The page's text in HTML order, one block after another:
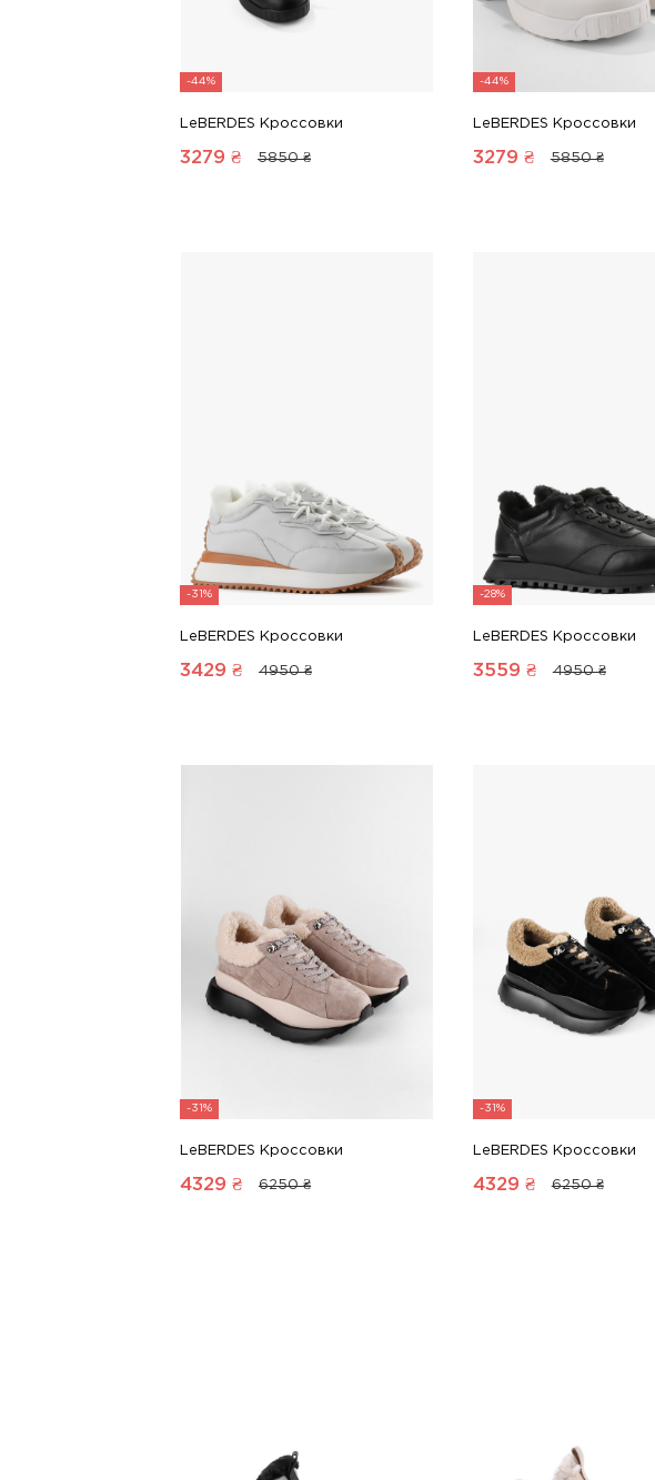
-44%
LeBERDES Кроссовки
3279 ₴ 5850 ₴
-44%
LeBERDES Кроссовки
3279 ₴ 5850 ₴
-31%
LeBERDES Кроссовки
3429 ₴ 4950 ₴
-28%
LeBERDES Кроссовки
3559 ₴ 4950 ₴
-31%
LeBERDES Кроссовки
4329 ₴ 6250 ₴
-31%
LeBERDES Кроссовки
4329 ₴ 6250 ₴